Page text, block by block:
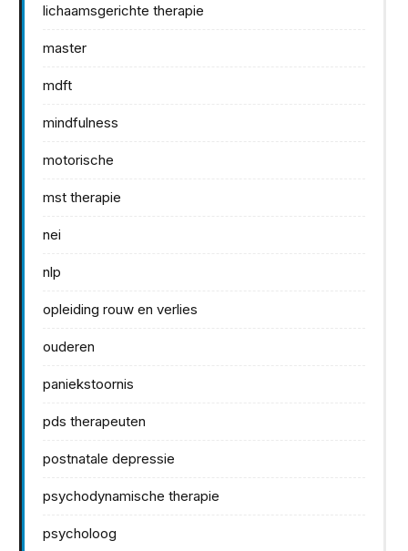
lichaamsgerichte therapie
master
mdft
mindfulness
motorische
mst therapie
nei
nlp
opleiding rouw en verlies
ouderen
paniekstoornis
pds therapeuten
postnatale depressie
psychodynamische therapie
psycholoog